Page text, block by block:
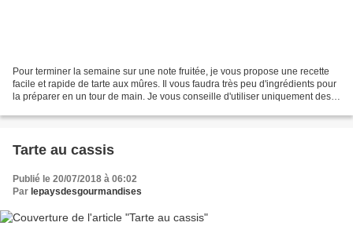
Pour terminer la semaine sur une note fruitée, je vous propose une recette
facile et rapide de tarte aux mûres. Il vous faudra très peu d'ingrédients pour
la préparer en un tour de main. Je vous conseille d'utiliser uniquement des
Tarte au cassis
Publié le 20/07/2018 à 06:02
Par lepaysdesgourmandises